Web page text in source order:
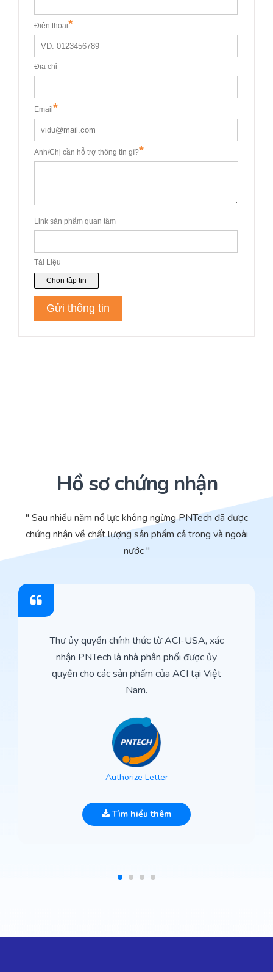
Hồ sơ chứng nhận
" Sau nhiều năm nổ lực không ngừng PNTech đã được
chứng nhận về chất lượng sản phẩm cả trong và ngoài
nước "
Thư ủy quyền chính thức từ ACI-USA, xác
nhận PNTech là nhà phân phối được ủy
quyền cho các sản phẩm của ACI tại Việt
Nam.
Authorize Letter
Tìm hiểu thêm